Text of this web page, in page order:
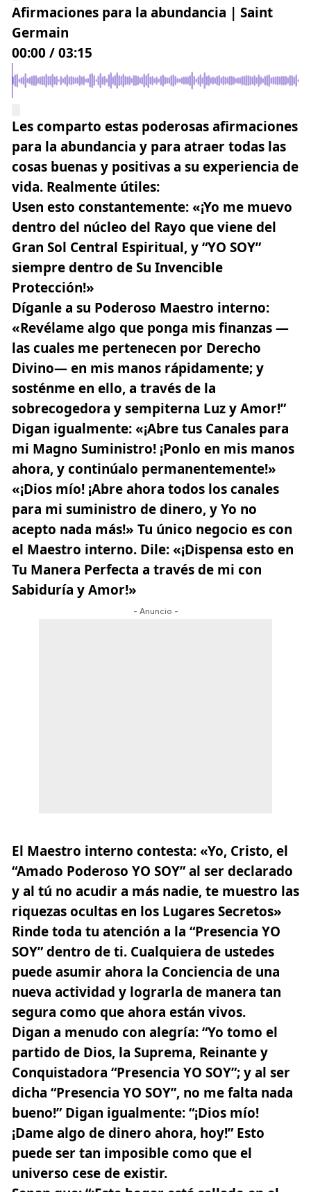
Afirmaciones para la abundancia | Saint
Germain
00:00 /03:15
Les comparto estas poderosas afirmaciones
para la abundancia y para atraer todas las
cosas buenas y positivas a su experiencia de
vida. Realmente útiles:
Usen esto constantemente:«¡Yo me muevo
dentro del núcleo del Rayo que viene del
Gran Sol Central Espiritual, y “YO SOY”
siempre dentro de Su Invencible
Protección!»
Díganle a su Poderoso Maestro interno:
«Revélame algo que ponga mis finanzas—
las cuales me pertenecen por Derecho
Divino—en mis manos rápidamente; y
sosténme en ello, a través de la
sobrecogedora y sempiterna Luz y Amor!”
Digan igualmente:«¡Abre tus Canales para
mi Magno Suministro! ¡Ponlo en mis manos
ahora, y continúalo permanentemente!»
«¡Dios mío! ¡Abre ahora todos los canales
para mi suministro de dinero, y Yo no
acepto nada más!» Tu único negocio es con
el Maestro interno. Dile: «¡Dispensa esto en
Tu Manera Perfecta a través de mi con
Sabiduría y Amor!»
- Anuncio -
El Maestro interno contesta:«Yo, Cristo, el
“Amado Poderoso YO SOY” al ser declarado
y al tú no acudir a más nadie, te muestro las
riquezas ocultas en los Lugares Secretos»
Rinde toda tu atención a la “Presencia YO
SOY” dentro de ti. Cualquiera de ustedes
puede asumir ahora la Conciencia de una
nueva actividad y lograrla de manera tan
segura como que ahora están vivos.
Digan a menudo con alegría:“Yo tomo el
partido de Dios, la Suprema, Reinante y
Conquistadora “Presencia YO SOY”; y al ser
dicha “Presencia YO SOY”, no me falta nada
bueno!” Digan igualmente:“¡Dios mío!
¡Dame algo de dinero ahora, hoy!” Esto
puede ser tan imposible como que el
universo cese de existir.